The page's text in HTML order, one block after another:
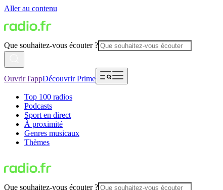
Aller au contenu
Que souhaitez-vous écouter ?
Ouvrir l'appDécouvrir Prime
Top 100 radios
Podcasts
Sport en direct
À proximité
Genres musicaux
Thèmes
Que souhaitez-vous écouter ?